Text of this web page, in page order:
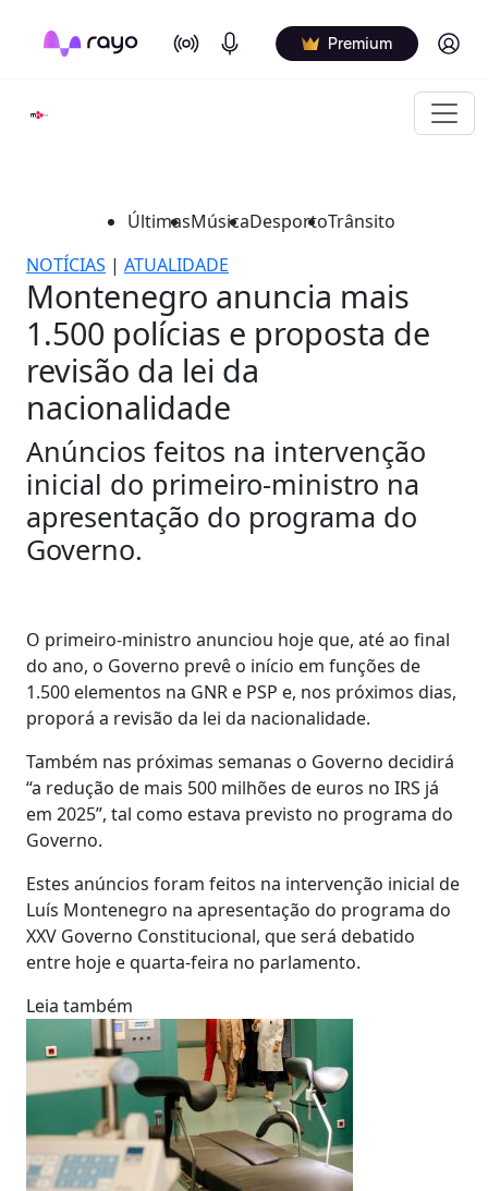
On Air Podcasts Premium Log in
ÚltimasMúsicaDesportoTrânsito
NOTÍCIAS | ATUALIDADE
Montenegro anuncia mais
1.500 polícias e proposta de
revisão da lei da
nacionalidade
Anúncios feitos na intervenção
inicial do primeiro-ministro na
apresentação do programa do
Governo.
O primeiro-ministro anunciou hoje que, até ao final
do ano, o Governo prevê o início em funções de
1.500 elementos na GNR e PSP e, nos próximos dias,
proporá a revisão da lei da nacionalidade.
Também nas próximas semanas o Governo decidirá
“a redução de mais 500 milhões de euros no IRS já
em 2025”, tal como estava previsto no programa do
Governo.
Estes anúncios foram feitos na intervenção inicial de
Luís Montenegro na apresentação do programa do
XXV Governo Constitucional, que será debatido
entre hoje e quarta-feira no parlamento.
Leia também